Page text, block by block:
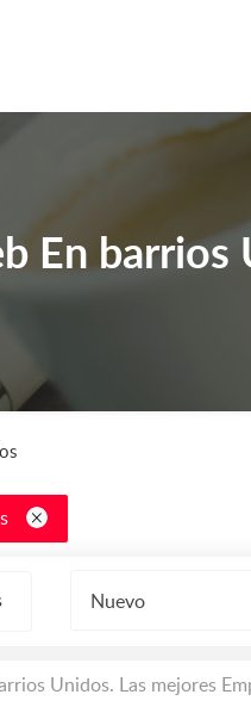
En barrios
Nuevo
Unidos. Las mejores